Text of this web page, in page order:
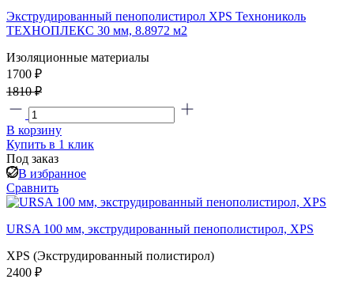
Экструдированный пенополистирол XPS Технониколь
ТЕХНОПЛЕКС 30 мм, 8.8972 м2
Изоляционные материалы
1700 ₽
1810 ₽
В корзину
Купить в 1 клик
Под заказ
В избранное
Сравнить
URSA 100 мм, экструдированный пенополистирол, XPS
XPS (Экструдированный полистирол)
2400 ₽